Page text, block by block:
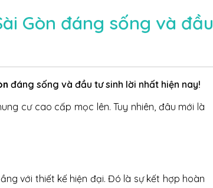
Gòn đáng sống và
đáng sống và đầu tư sinh lời nhất hiện nay!
cư cao cấp mọc lên. Tuy nhiên, đâu mới là
với thiết kế hiện đại. Đó là sự kết hợp hoàn